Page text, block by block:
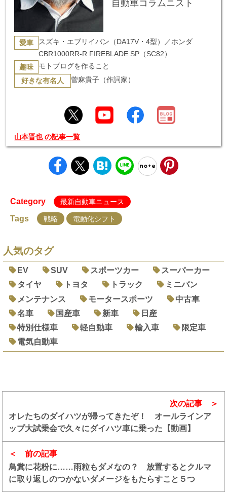
自動車コラムニスト
愛車
スズキ・エブリイバン（DA17V・4型）／ホンダ
CBR1000RR-R FIREBLADE SP（SC82）
趣味 モトブログを作ること
好きな有名人 菅麻貴子（作詞家）
山本晋也 の記事一覧
Category 最新自動車ニュース
Tags 戦略 電動化シフト
人気のタグ
EV SUV スポーツカー
スーパーカー
タイヤ
トヨタ トラック
ミニバン
メンテナンス
モータースポーツ
中古車
名車
国産車 新車
日産
特別仕様車
軽自動車 輸入車
限定車
電気自動車
前の記事
鳥糞に花粉に……雨粒もダメなの？ 放置するとクルマ
に取り返しのつかないダメージをもたらすこと５つ
次の記事
オレたちのダイハツが帰ってきたぞ！ オールラインア
ップ大試乗会で久々にダイハツ車に乗った【動画】